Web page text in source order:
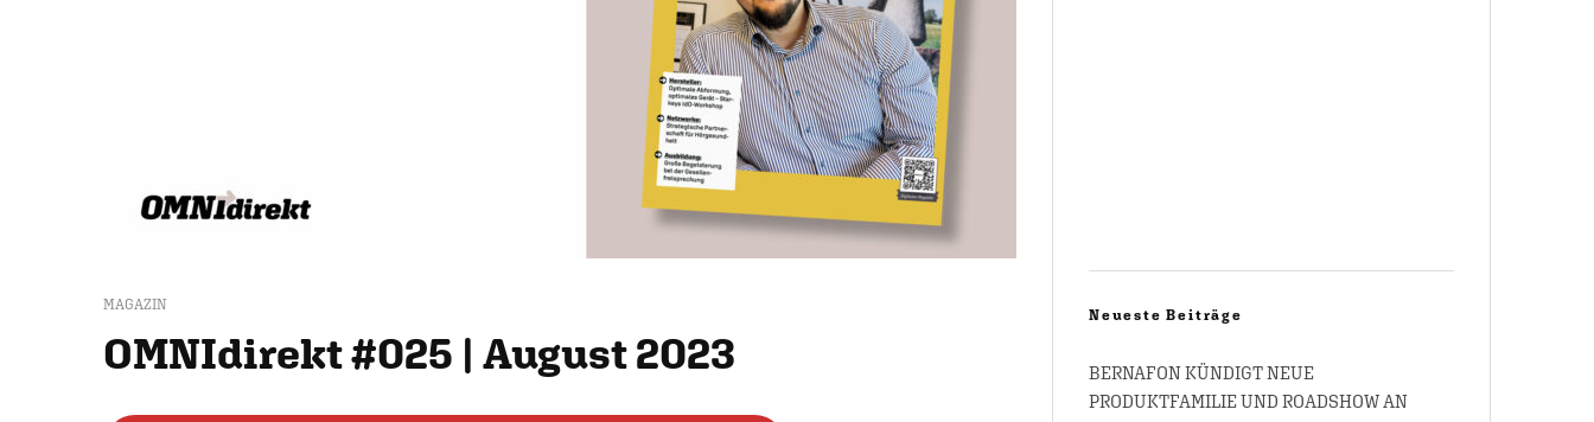
MAGAZIN
OMNIdirekt #025 | August 2023
Neueste Beiträge
BERNAFON KÜNDIGT NEUE
PRODUKTFAMILIE UND ROADSHOW AN